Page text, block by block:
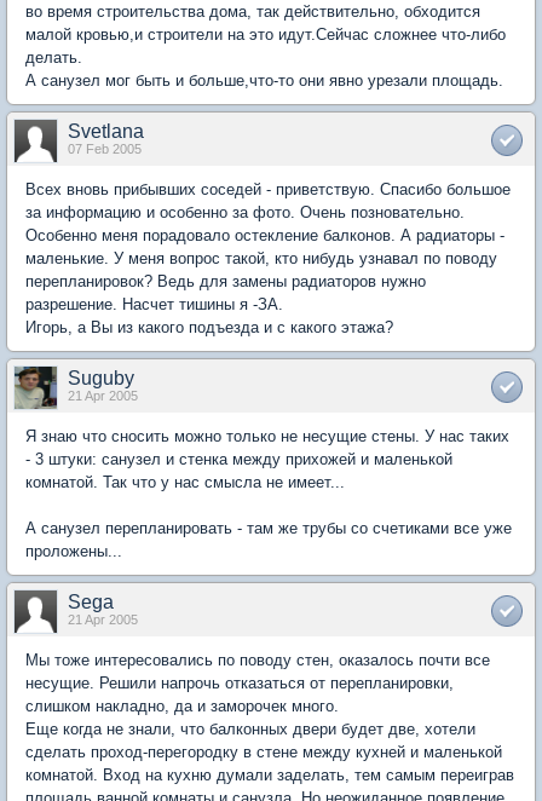
во время строительства дома, так действительно, обходится
малой кровью,и строители на это идут.Сейчас сложнее что-либо
делать.
А санузел мог быть и больше,что-то они явно урезали площадь.
Svetlana
07 Feb 2005
Всех вновь прибывших соседей - приветствую. Спасибо большое
за информацию и особенно за фото. Очень позновательно.
Особенно меня порадовало остекление балконов. А радиаторы -
маленькие. У меня вопрос такой, кто нибудь узнавал по поводу
перепланировок? Ведь для замены радиаторов нужно
разрешение. Насчет тишины я -ЗА.
Игорь, а Вы из какого подъезда и с какого этажа?
Suguby
21 Apr 2005
Я знаю что сносить можно только не несущие стены. У нас таких
- 3 штуки: санузел и стенка между прихожей и маленькой
комнатой. Так что у нас смысла не имеет...
А санузел перепланировать - там же трубы со счетиками все уже
проложены...
Sega
21 Apr 2005
Мы тоже интересовались по поводу стен, оказалось почти все
несущие. Решили напрочь отказаться от перепланировки,
слишком накладно, да и заморочек много.
Еще когда не знали, что балконных двери будет две, хотели
сделать проход-перегородку в стене между кухней и маленькой
комнатой. Вход на кухню думали заделать, тем самым переиграв